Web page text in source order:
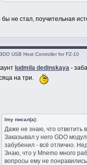
бы не стал, поучительная
3DO USB Host Controller for FZ-10
ludmila dedinskaya -
на три.
lmy писал(а):
Даже не знаю, что ответить
Заказывал у него GDO
забубенил - всё отлично.
Знаю, что у Mnemo много
вопросы ему не